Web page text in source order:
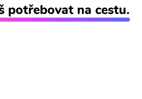
potřebovat na cestu.